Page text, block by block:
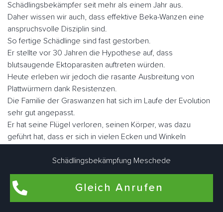
Schädlingsbekämpfer seit mehr als einem Jahr aus.
Daher wissen wir auch, dass effektive Beka-Wanzen eine
anspruchsvolle Disziplin sind.
So fertige Schädlinge sind fast gestorben.
Er stellte vor 30 Jahren die Hypothese auf, dass
blutsaugende Ektoparasiten auftreten würden.
Heute erleben wir jedoch die rasante Ausbreitung von
Plattwürmern dank Resistenzen.
Die Familie der Graswanzen hat sich im Laufe der Evolution
sehr gut angepasst.
Er hat seine Flügel verloren, seinen Körper, was dazu
geführt hat, dass er sich in vielen Ecken und Winkeln
Nicht lectularius, daher der Name, den der Klecks malte.
Wenn Sie sie schnell betrachten, ähneln sie in Größe und
Fabe einem Apfel.
Es gibt ungefähr fünf Millionen Parasiten, wenn sie nüchtern
Schädlingsbekämpfung Meschede
Gleich Anrufen